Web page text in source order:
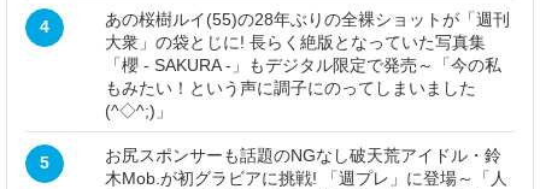
4
あの桜樹ルイ(55)の28年ぶりの全裸ショットが「週刊
大衆」の袋とじに! 長らく絶版となっていた写真集
「櫻 - SAKURA -」もデジタル限定で発売～「今の私
もみたい！という声に調子にのってしまいました
(^◇^;)」
5
お尻スポンサーも話題のNGなし破天荒アイドル・鈴
木Mob.が初グラビアに挑戦! 「週プレ」に登場～「人